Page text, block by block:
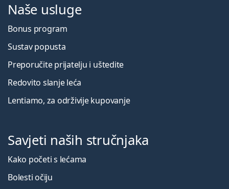
Naše usluge
Bonus program
Sustav popusta
Preporučite prijatelju i uštedite
Redovito slanje leća
Lentiamo, za održivije kupovanje
Savjeti naših stručnjaka
Kako početi s lećama
Bolesti očiju